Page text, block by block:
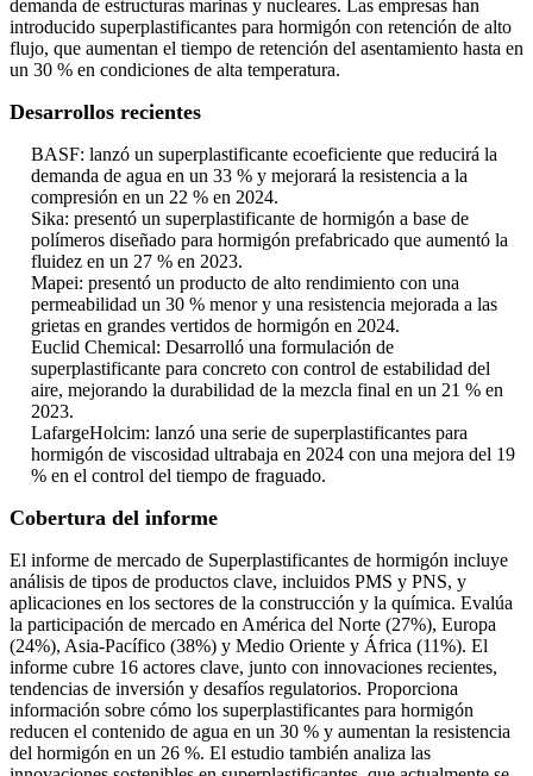
demanda de estructuras marinas y nucleares. Las empresas han
introducido superplastificantes para hormigón con retención de alto
flujo, que aumentan el tiempo de retención del asentamiento hasta en
un 30 % en condiciones de alta temperatura.
Desarrollos recientes
BASF: lanzó un superplastificante ecoeficiente que reducirá la
demanda de agua en un 33 % y mejorará la resistencia a la
compresión en un 22 % en 2024.
Sika: presentó un superplastificante de hormigón a base de
polímeros diseñado para hormigón prefabricado que aumentó la
fluidez en un 27 % en 2023.
Mapei: presentó un producto de alto rendimiento con una
permeabilidad un 30 % menor y una resistencia mejorada a las
grietas en grandes vertidos de hormigón en 2024.
Euclid Chemical: Desarrolló una formulación de
superplastificante para concreto con control de estabilidad del
aire, mejorando la durabilidad de la mezcla final en un 21 % en
2023.
LafargeHolcim: lanzó una serie de superplastificantes para
hormigón de viscosidad ultrabaja en 2024 con una mejora del 19
% en el control del tiempo de fraguado.
Cobertura del informe
El informe de mercado de Superplastificantes de hormigón incluye
análisis de tipos de productos clave, incluidos PMS y PNS, y
aplicaciones en los sectores de la construcción y la química. Evalúa
la participación de mercado en América del Norte (27%), Europa
(24%), Asia-Pacífico (38%) y Medio Oriente y África (11%). El
informe cubre 16 actores clave, junto con innovaciones recientes,
tendencias de inversión y desafíos regulatorios. Proporciona
información sobre cómo los superplastificantes para hormigón
reducen el contenido de agua en un 30 % y aumentan la resistencia
del hormigón en un 26 %. El estudio también analiza las